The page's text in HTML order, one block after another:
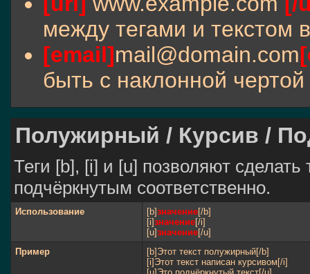
между тегами и текстом
[email]mail@domain.com
быть с наклонной
Полужирный / Курсив /
Теги [b], [i] и [u] позволяют
подчёркнутым соответственно.
Использование [b]значение[/b]
[i]значение[/i]
[u]значение[/u]
Пример
[b]Этот текст полужирный[/b]
[i]Этот текст написан курсивом[/i]